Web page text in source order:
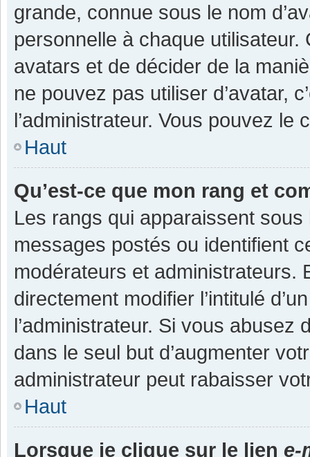
grande, connue sous le nom
personnelle à chaque utilisateur.
avatars et de décider de la
ne pouvez pas utiliser d’avatar,
l’administrateur. Vous pouvez
Haut
Qu’est-ce que mon rang et
Les rangs qui apparaissent
messages postés ou identifient
modérateurs et administrateurs.
directement modifier l’intitulé
l’administrateur. Si vous
dans le seul but d’augmenter
administrateur peut rabaisser
Haut
Lorsque je clique sur le lien e-